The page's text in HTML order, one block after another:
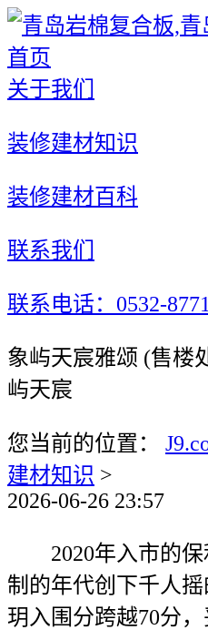
首页
关于我们
装修建材知识
装修建材百科
联系我们
联系电话：0532-
象屿天宸雅颂 (售楼
屿天宸
您当前的位置：
建材知识 >
2026-06-26 23:57
2020年入市的保
制的年代创下千人
玥入围分跨越70分